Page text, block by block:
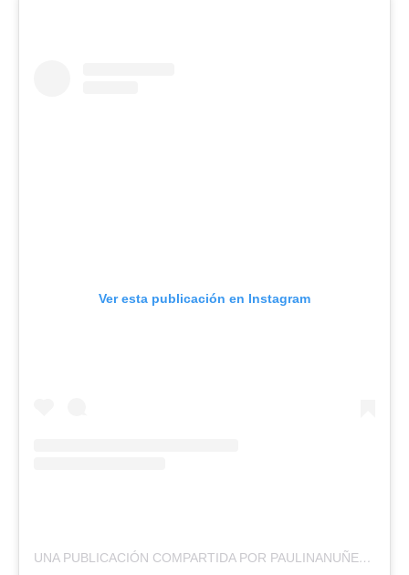
Ver esta publicación en Instagram
UNA PUBLICACIÓN COMPARTIDA POR PAULINANUÑEZURRUTIA (@PAULINANU)